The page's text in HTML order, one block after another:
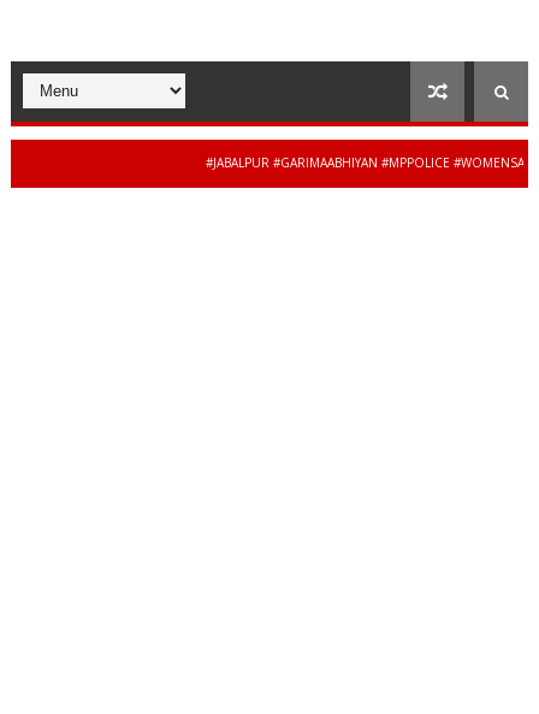
#JABALPUR #GARIMAABHIYAN #MPPOLICE #WOMENSAFETY